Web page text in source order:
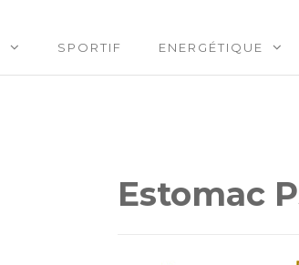
SPORTIF ENERGÉTIQUE
Estomac